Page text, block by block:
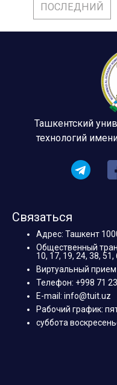
ПОСЛЕДНИЙ
Ташкентский
технологий
Связаться
Адрес: Ташкент
Общественный
10, 17, 19, 24, 38,
Виртуальный прием
Телефон: +998 71
E-mail: info@tuit.uz
Рабочий график:
суббота